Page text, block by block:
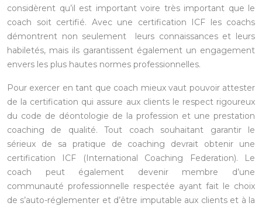
considèrent qu’il est important voire très important que le
coach soit certifié. Avec une certification ICF les coachs
démontrent non seulement leurs connaissances et leurs
habiletés, mais ils garantissent également un engagement
envers les plus hautes normes professionnelles.
Pour exercer en tant que coach mieux vaut pouvoir attester
de la certification qui assure aux clients le respect rigoureux
du code de déontologie de la profession et une prestation
coaching de qualité. Tout coach souhaitant garantir le
sérieux de sa pratique de coaching devrait obtenir une
certification ICF (International Coaching Federation). Le
coach peut également devenir membre d’une
communauté professionnelle respectée ayant fait le choix
de s’auto-réglementer et d’être imputable aux clients et à la